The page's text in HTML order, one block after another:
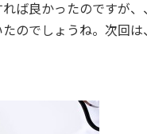
ば良かったのですが
のでしょうね。次回は